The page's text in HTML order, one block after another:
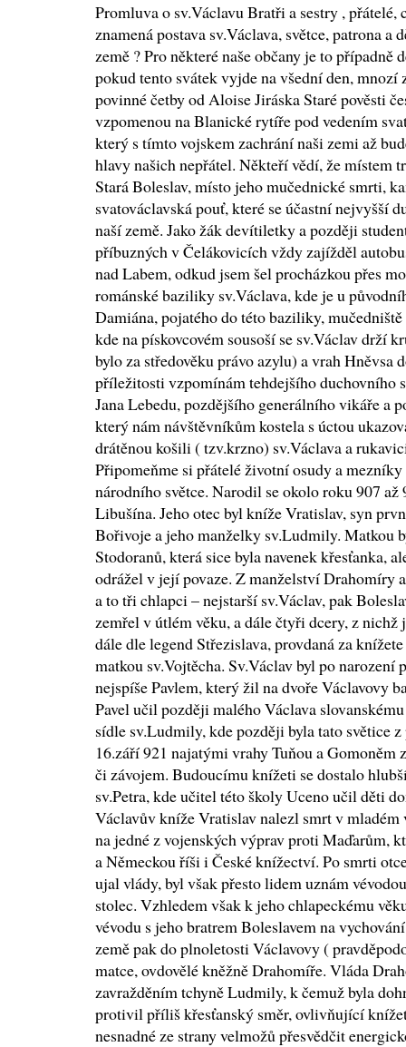
Promluva o sv.Václavu Bratři a sestry , přátelé,
znamená postava sv.Václava, světce, patrona a
země ? Pro některé naše občany je to případně
pokud tento svátek vyjde na všední den, mnozí
povinné četby od Aloise Jiráska Staré pověsti
vzpomenou na Blanické rytíře pod vedením
který s tímto vojskem zachrání naši zemi až
hlavy našich nepřátel. Někteří vědí, že místem
Stará Boleslav, místo jeho mučednické smrti,
svatováclavská pouť, které se účastní nejvyšší
naší země. Jako žák devítiletky a později
příbuzných v Čelákovicích vždy zajížděl
nad Labem, odkud jsem šel procházkou přes
románské baziliky sv.Václava, kde je u
Damiána, pojatého do této baziliky,
kde na pískovcovém sousoší se sv.Václav drží
bylo za středověku právo azylu) a vrah Hněvsa
příležitosti vzpomínám tehdejšího duchovního
Jana Lebedu, pozdějšího generálního vikáře a
který nám návštěvníkům kostela s úctou
drátěnou košili ( tzv.krzno) sv.Václava a
Připomeňme si přátelé životní osudy a
národního světce. Narodil se okolo roku 907 až
Libušína. Jeho otec byl kníže Vratislav, syn
Bořivoje a jeho manželky sv.Ludmily. Matkou
Stodoranů, která sice byla navenek křesťanka,
odrážel v její povaze. Z manželství Drahomíry
a to tři chlapci – nejstarší sv.Václav, pak
zemřel v útlém věku, a dále čtyři dcery, z nichž
dále dle legend Střezislava, provdaná za
matkou sv.Vojtěcha. Sv.Václav byl po narození
nejspíše Pavlem, který žil na dvoře Václavovy
Pavel učil později malého Václava
sídle sv.Ludmily, kde později byla tato světice
16.září 921 najatými vrahy Tuňou a Gomoněm
či závojem. Budoucímu knížeti se dostalo
sv.Petra, kde učitel této školy Uceno učil děti
Václavův kníže Vratislav nalezl smrt v mladém
na jedné z vojenských výprav proti Maďarům,
a Německou říši i České knížectví. Po smrti
ujal vlády, byl však přesto lidem uznám
stolec. Vzhledem však k jeho chlapeckému
vévodu s jeho bratrem Boleslavem na
země pak do plnoletosti Václavovy (
matce, ovdovělé kněžně Drahomíře. Vláda
zavražděním tchyně Ludmily, k čemuž byla
protivil příliš křesťanský směr, ovlivňující
nesnadné ze strany velmožů přesvědčit